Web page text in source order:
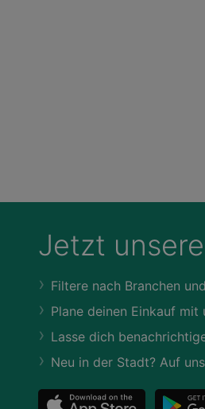
Jetzt unsere
Filtere nach Branchen
Plane deinen Einkauf
Lasse dich
Neu in der Stadt? Auf